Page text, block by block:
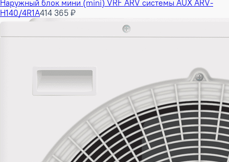
Наружный блок мини (mini) VRF ARV системы AUX ARV-
H140/4R1A414 365 ₽